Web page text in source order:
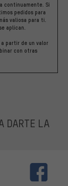
continuamente. Si
pedidos para
valiosa para ti.
aplican.
partir de un valor
con otras
DARTE LA